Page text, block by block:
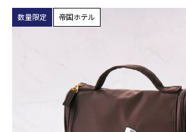
数量限定 帝国ホテル